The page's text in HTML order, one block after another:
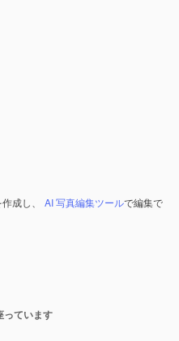
成し、 AI 写真編集ツールで編集で
っています